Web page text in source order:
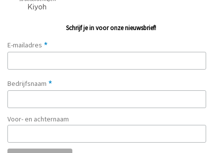
Schrijf je in voor onze nieuwsbrief!
E-mailadres *
Bedrijfsnaam *
Voor- en achternaam